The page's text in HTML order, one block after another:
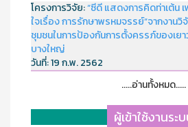
โครงการวิจัย:“ซีดี แสดงการคิดท่าเต้น
ใจเรื่อง การรักษาพรหมจรรย์”จากงาน
ชุมชนในการป้องกันการตั้งครรภ์ของเยา
บางใหญ่
วันที่:19 ก.พ. 2562
.....อ่านทั้งหมด.....
ผู้เข้าใช้งานระ